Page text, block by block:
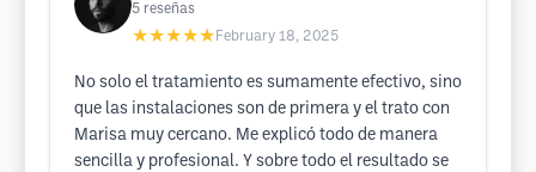
5 reseñas
★★★★★ February 18, 2025
No solo el tratamiento es sumamente efectivo, sino
que las instalaciones son de primera y el trato con
Marisa muy cercano. Me explicó todo de manera
sencilla y profesional. Y sobre todo el resultado se